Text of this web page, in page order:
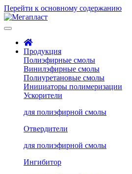
Перейти к основному содержанию
Продукция
Полиэфирные смолы
Винилэфирные смолы
Полиуретановые смолы
Инициаторы полимеризации
Ускорители
для полиэфирной смолы
Отвердители
для полиэфирной смолы
Ингибитор